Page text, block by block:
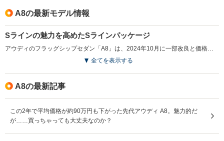
A8の最新モデル情報
Sラインの魅力を高めたSラインパッケージ
全てを表示する
A8の最新記事
この2年で平均価格が約90万円も下がった先代アウディ A8。魅力的だ
が……買っちゃっても大丈夫なのか？